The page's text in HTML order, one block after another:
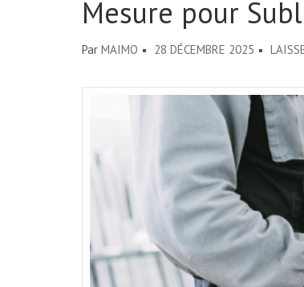
Mesure pour
Par MAIMO 28 DÉCEMBRE 2025